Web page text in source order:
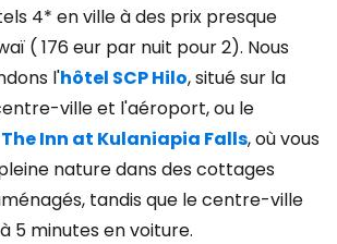
4* en ville à des prix presque
( 176 eur par nuit pour 2). Nous
l'hôtel SCP Hilo, situé sur la
ville et l'aéroport, ou le
The Inn at Kulaniapia Falls, où vous
nature dans des cottages
tandis que le centre-ville
5 minutes en voiture.